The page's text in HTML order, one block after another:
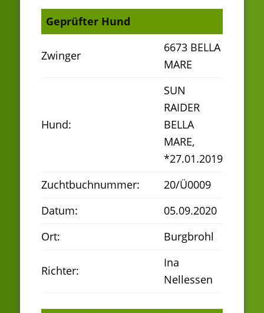
Geprüfter Hund
Zwinger
6673 BELLA
MARE
Hund:
SUN
RAIDER
BELLA
MARE,
*27.01.2019
Zuchtbuchnummer:
20/Ü0009
Datum:
05.09.2020
Ort:
Burgbrohl
Richter:
Ina
Nellessen